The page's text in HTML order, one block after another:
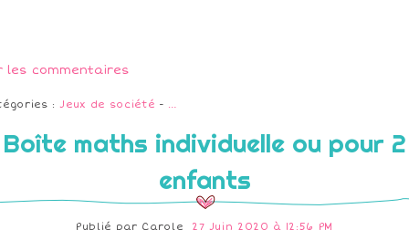
les commentaires
:Jeux de société - …
Boîte maths individuelle ou pour 2
enfants
Publié par Carole 27 Juin 2020 à 12:56 PM